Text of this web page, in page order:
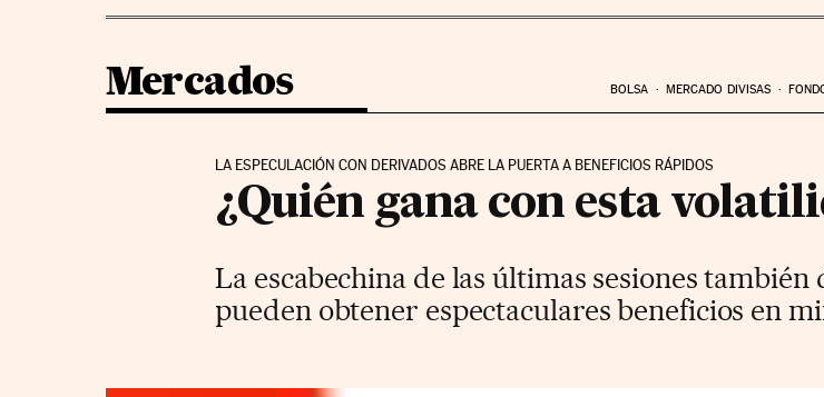
Mercados BOLSA MERCADO DIVISAS
LA ESPECULACIÓN CON DERIVADOS ABRE LA PUERTA A BENEFICIOS RÁPIDOS
¿Quién gana con esta
La escabechina de las últimas sesiones
pueden obtener espectaculares beneficios en